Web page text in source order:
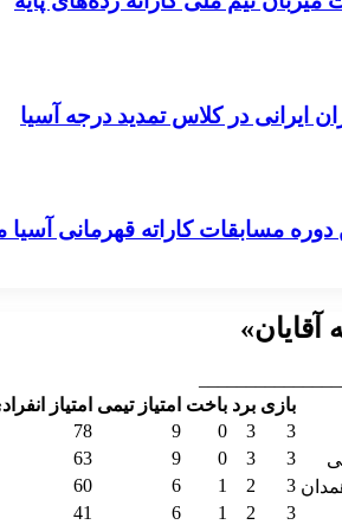
ایرانی در کلاس تمدید درجه آسیا
دوره مسابقات کاراته قهرمانی
آقایان»
بازی برد باخت امتیاز تیمی امتیاز
3
3
0
9
78
3
3
0
9
63
3
2
1
6
60
3
2
1
6
41